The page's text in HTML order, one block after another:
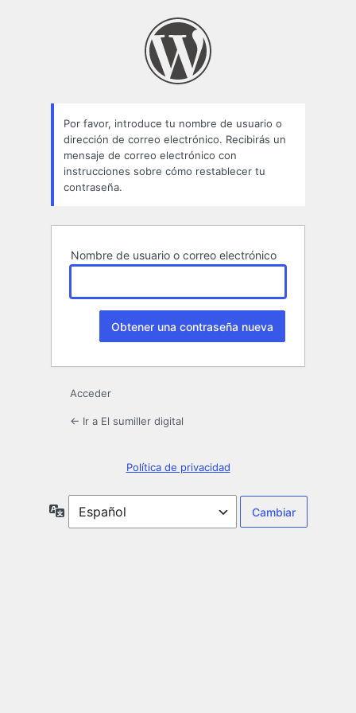
Por favor, introduce tu nombre de usuario o
dirección de correo electrónico. Recibirás un
mensaje de correo electrónico con
instrucciones sobre cómo restablecer tu
contraseña.
Nombre de usuario o correo electrónico
Acceder
← Ir a El sumiller digital
Política de privacidad
Idioma